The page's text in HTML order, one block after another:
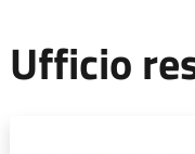
Ufficio